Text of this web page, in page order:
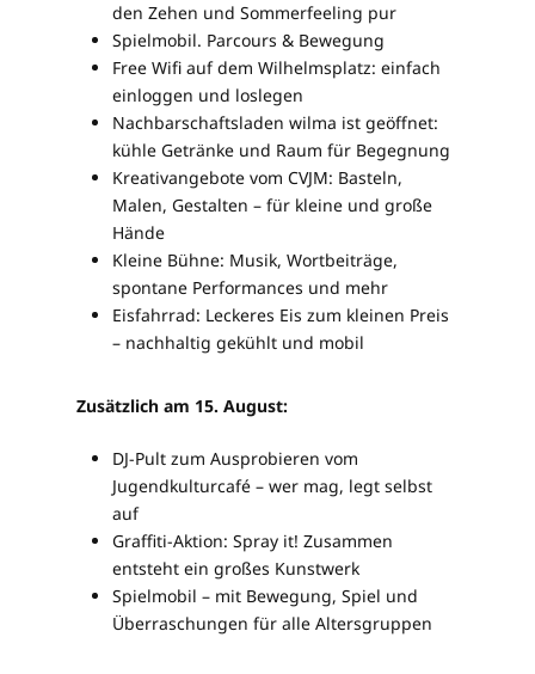
den Zehen und Sommerfeeling pur
Spielmobil. Parcours & Bewegung
Free Wifi auf dem Wilhelmsplatz: einfach
einloggen und loslegen
Nachbarschaftsladen wilma ist geöffnet:
kühle Getränke und Raum für Begegnung
Kreativangebote vom CVJM: Basteln,
Malen, Gestalten – für kleine und große
Hände
Kleine Bühne: Musik, Wortbeiträge,
spontane Performances und mehr
Eisfahrrad: Leckeres Eis zum kleinen Preis
– nachhaltig gekühlt und mobil
Zusätzlich am 15. August:
DJ-Pult zum Ausprobieren vom
Jugendkulturcafé – wer mag, legt selbst
auf
Graffiti-Aktion: Spray it! Zusammen
entsteht ein großes Kunstwerk
Spielmobil – mit Bewegung, Spiel und
Überraschungen für alle Altersgruppen